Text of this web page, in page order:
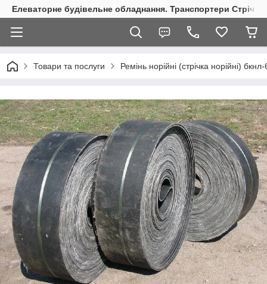
Елеваторне будівельне обладнання. Транспортери
Товари та послуги Ремінь норійні (стрічка норійні)